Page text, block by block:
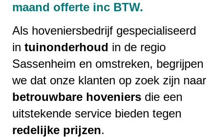
maand offerte inc BTW.
Als hoveniersbedrijf gespecialiseerd
in tuinonderhoud in de regio
Sassenheim en omstreken, begrijpen
we dat onze klanten op zoek zijn naar
betrouwbare hoveniers die een
uitstekende service bieden tegen
redelijke prijzen.